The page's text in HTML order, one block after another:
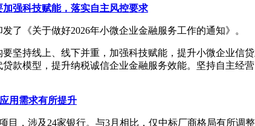
强科技赋能，落实自主风控要求
了《关于做好2026年小微企业金融服务工作的通知》。
要坚持线上、线下并重，加强科技赋能，提升小微企业
款模型，提升纳税诚信企业金融服务效能。坚持自主
用需求有所提升
目，涉及24家银行。与3月相比，仅中标厂商格局有所调